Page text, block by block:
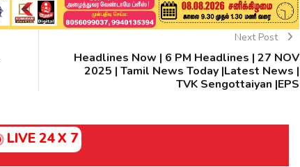
Next Post
Headlines Now | 6 PM Headlines | 27 NOV
2025 | Tamil News Today |Latest News |
TVK Sengottaiyan |EPS
LIVE 24 X 7